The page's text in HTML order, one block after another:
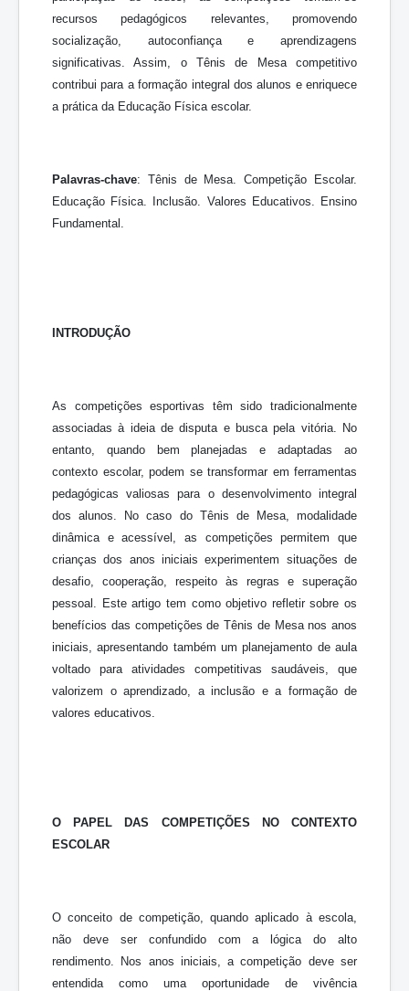
recursos pedagógicos relevantes, promovendo
socialização, autoconfiança e aprendizagens
significativas. Assim, o Tênis de Mesa competitivo
contribui para a formação integral dos alunos e enriquece
a prática da Educação Física escolar.
Palavras-chave: Tênis de Mesa. Competição Escolar.
Educação Física. Inclusão. Valores Educativos. Ensino
Fundamental.
INTRODUÇÃO
As competições esportivas têm sido tradicionalmente
associadas à ideia de disputa e busca pela vitória. No
entanto, quando bem planejadas e adaptadas ao
contexto escolar, podem se transformar em ferramentas
pedagógicas valiosas para o desenvolvimento integral
dos alunos. No caso do Tênis de Mesa, modalidade
dinâmica e acessível, as competições permitem que
crianças dos anos iniciais experimentem situações de
desafio, cooperação, respeito às regras e superação
pessoal. Este artigo tem como objetivo refletir sobre os
benefícios das competições de Tênis de Mesa nos anos
iniciais, apresentando também um planejamento de aula
voltado para atividades competitivas saudáveis, que
valorizem o aprendizado, a inclusão e a formação de
valores educativos.
O PAPEL DAS COMPETIÇÕES NO CONTEXTO
ESCOLAR
O conceito de competição, quando aplicado à escola,
não deve ser confundido com a lógica do alto
rendimento. Nos anos iniciais, a competição deve ser
entendida como uma oportunidade de vivência